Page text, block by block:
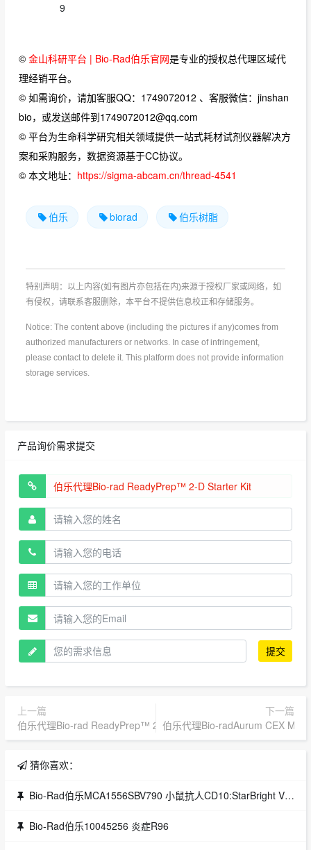
9
© 金山科研平台 | Bio-Rad伯乐官网是专业的授权总代理区域代
理经销平台。
© 如需询价，请加客服QQ：1749072012 、客服微信：jinshan
bio，或发送邮件到1749072012@qq.com
© 平台为生命科学研究相关领域提供一站式耗材试剂仪器解决方
案和采购服务，数据资源基于CC协议。
© 本文地址： https://sigma-abcam.cn/thread-4541
伯乐 biorad 伯乐树脂
特别声明：以上内容(如有图片亦包括在内)来源于授权厂家或网络，如
有侵权，请联系客服删除，本平台不提供信息校正和存储服务。
Notice: The content above (including the pictures if any)comes from
authorized manufacturers or networks. In case of infringement,
please contact to delete it. This platform does not provide information
storage services.
产品询价需求提交
提交
上一篇
伯乐代理Bio-rad ReadyPrep™ 2-D Cleanup Kit
下一篇
伯乐代理Bio-radAurum CEX Mini
猜你喜欢：
Bio-Rad伯乐MCA1556SBV790 小鼠抗人CD10:StarBright Violet 790
Bio-Rad伯乐10045256 炎症R96